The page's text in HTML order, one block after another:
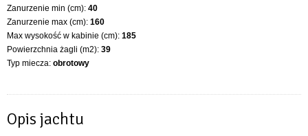
Zanurzenie min (cm): 40
Zanurzenie max (cm): 160
Max wysokość w kabinie (cm): 185
Powierzchnia żagli (m2): 39
Typ miecza: obrotowy
Opis jachtu